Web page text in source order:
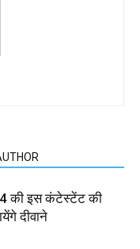
की इस कंटेस्टेंट की
दीवाने